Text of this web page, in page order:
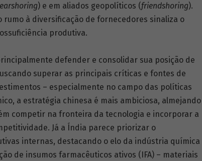
) e em aliados geopolíticos (friendshoring).
rumo à diversificação de fornecedores sinaliza o
produtiva.
defender e consolidar sua posição de
superar as principais críticas e fontes de
– especialmente no campo das políticas
a estratégia chinesa é mais ambiciosa, almejando
competir na fronteira da tecnologia e incorporar a
Já a Índia parece priorizar o
internas, destacando o elo da indústria química
de insumos farmacêuticos ativos (IFA) – materiais